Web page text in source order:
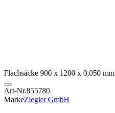
Flachsäcke 900 x 1200 x 0,050 mm
Art-Nr.855780
MarkeZiegler GmbH